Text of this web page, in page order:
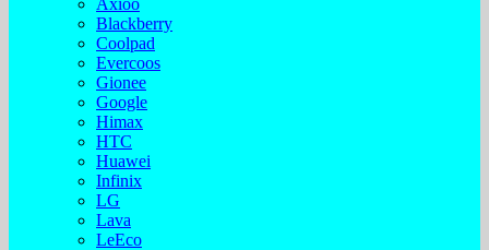
Blackberry
Coolpad
Evercoos
Gionee
Google
Himax
HTC
Huawei
Infinix
LG
Lava
LeEco